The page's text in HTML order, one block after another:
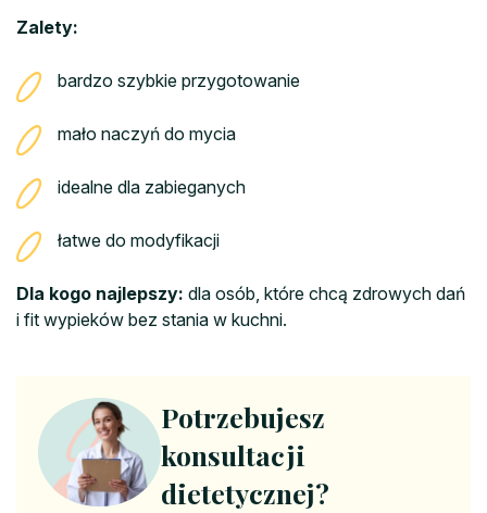
Zalety:
bardzo szybkie przygotowanie
mało naczyń do mycia
idealne dla zabieganych
łatwe do modyfikacji
Dla kogo najlepszy: dla osób, które chcą zdrowych dań
i fit wypieków bez stania w kuchni.
Potrzebujesz
konsultacji
dietetycznej?